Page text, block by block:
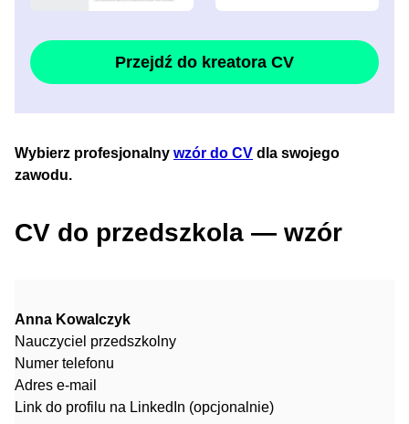
Przejdź do kreatora CV
Wybierz profesjonalny wzór do CV dla swojego
zawodu.
CV do przedszkola — wzór
Anna Kowalczyk
Nauczyciel przedszkolny
Numer telefonu
Adres e-mail
Link do profilu na LinkedIn (opcjonalnie)